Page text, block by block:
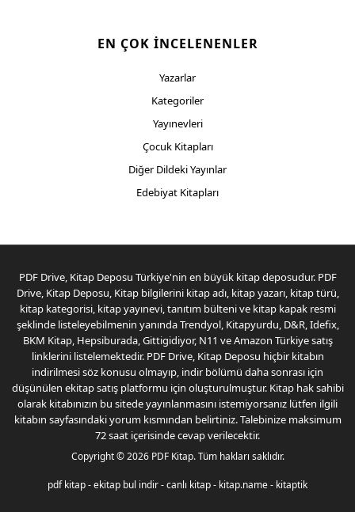
EN ÇOK İNCELENENLER
Yazarlar
Kategoriler
Yayınevleri
Çocuk Kitapları
Diğer Dildeki Yayınlar
Edebiyat Kitapları
PDF Drive, Kitap Deposu Türkiye'nin en büyük kitap deposudur. PDF
Drive, Kitap Deposu, Kitap bilgilerini kitap adı, kitap yazarı, kitap türü,
kitap kategorisi, kitap yayınevi, tanıtım bülteni ve kitap kapak resmi
şeklinde listeleyebilmenin yanında Trendyol, Kitapyurdu, D&R, Idefix,
BKM Kitap, Hepsiburada, Gittigidiyor, N11 ve Amazon Türkiye satış
linklerini listelemektedir. PDF Drive, Kitap Deposu hiçbir kitabın
indirilmesi söz konusu olmayıp, indir bölümü daha sonrası için
düşünülen ekitap satış platformu için oluşturulmuştur. Kitap hak sahibi
olarak kitabınızın bu sitede yayınlanmasını istemiyorsanız lütfen ilgili
kitabın sayfasındaki yorum kısmından belirtiniz. Talebinize maksimum
72 saat içerisinde cevap verilecektir.
Copyright © 2026 PDF Kitap. Tüm hakları saklıdır.
pdf kitap-ekitap bul indir-canlı kitap- kitap.name- kitaptik